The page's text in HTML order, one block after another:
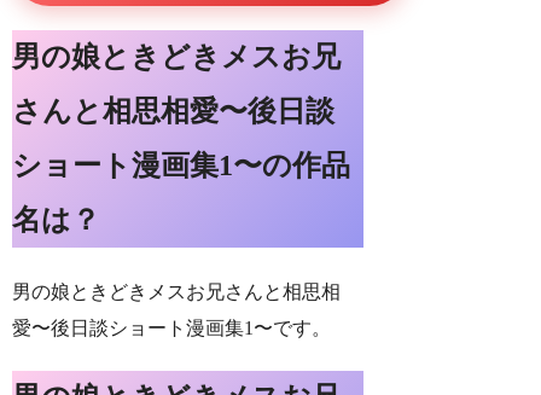
男の娘ときどきメスお兄
さんと相思相愛〜後日談
ショート漫画集1〜の作品
名は？
男の娘ときどきメスお兄さんと相思相
愛〜後日談ショート漫画集1〜です。